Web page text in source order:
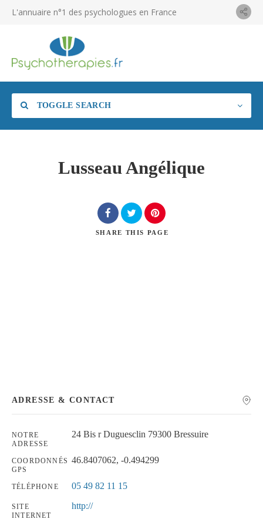
L'annuaire n°1 des psychologues en France
TOGGLE SEARCH
Lusseau Angélique
SHARE THIS PAGE
ADRESSE & CONTACT
NOTRE
ADRESSE
24 Bis r Duguesclin 79300 Bressuire
COORDONNÉS
GPS
46.8407062, -0.494299
TÉLÉPHONE 05 49 82 11 15
SITE
INTERNET
http://